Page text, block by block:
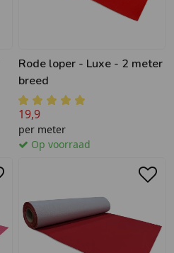
Rode loper - Luxe - 2 meter
breed
19,9
per meter
Op voorraad